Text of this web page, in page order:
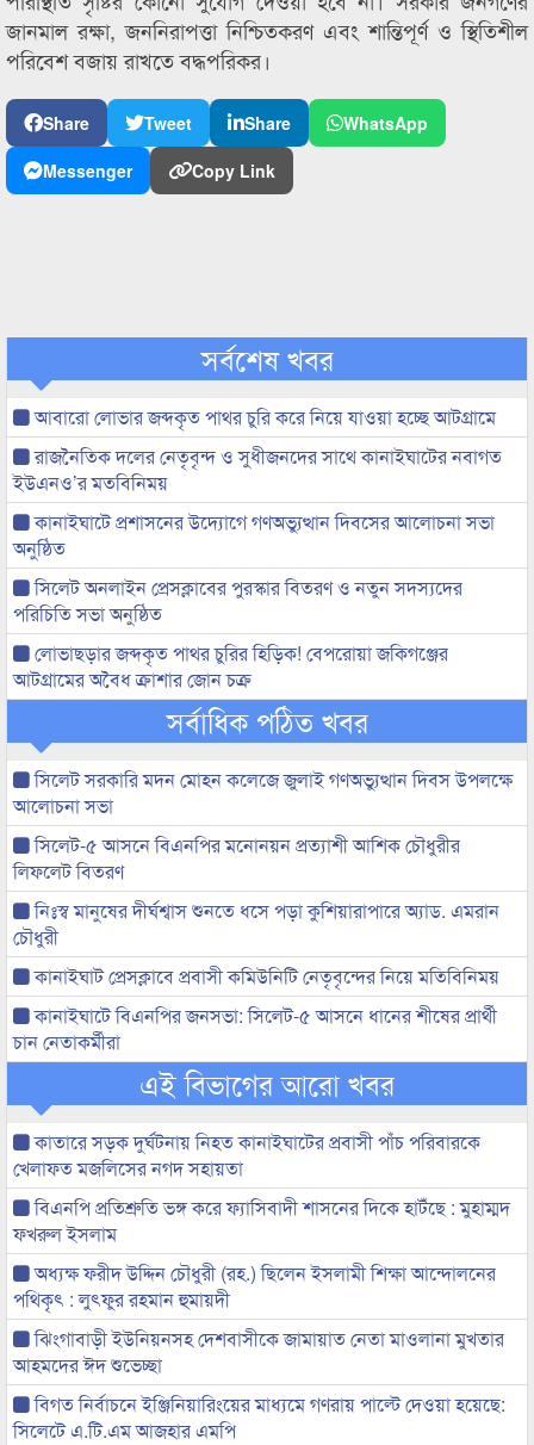
জানমাল রক্ষা, জননিরাপত্তা নিশ্চিতকরণ এবং শান্তিপূর্ণ ও স্থিতিশীল
পরিবেশ বজায় রাখতে বদ্ধপরিকর।
Share Tweet Share
WhatsApp
Messenger
Copy Link
সর্বশেষ খবর
আবারো লোভার জব্দকৃত পাথর চুরি করে নিয়ে যাওয়া হচ্ছে আটগ্রামে
রাজনৈতিক দলের নেতৃবৃন্দ ও সুধীজনদের সাথে কানাইঘাটের নবাগত
ইউএনও’র মতবিনিময়
কানাইঘাটে প্রশাসনের উদ্যোগে গণঅভ্যুত্থান দিবসের আলোচনা সভা
অনুষ্ঠিত
সিলেট অনলাইন প্রেসক্লাবের পুরস্কার বিতরণ ও নতুন সদস্যদের
পরিচিতি সভা অনুষ্ঠিত
লোভাছড়ার জব্দকৃত পাথর চুরির হিড়িক! বেপরোয়া জকিগঞ্জের
আটগ্রামের অবৈধ ক্রাশার জোন চক্র
সর্বাধিক পঠিত খবর
সিলেট সরকারি মদন মোহন কলেজে জুলাই গণঅভ্যুত্থান দিবস উপলক্ষে
আলোচনা সভা
সিলেট-৫ আসনে বিএনপির মনোনয়ন প্রত্যাশী আশিক চৌধুরীর
লিফলেট বিতরণ
নিঃস্ব মানুষের দীর্ঘশ্বাস শুনতে ধসে পড়া কুশিয়ারাপারে অ্যাড. এমরান
চৌধুরী
কানাইঘাট প্রেসক্লাবে প্রবাসী কমিউনিটি নেতৃবৃন্দের নিয়ে মতিবিনিময়
কানাইঘাটে বিএনপির জনসভা: সিলেট-৫ আসনে ধানের শীষের প্রার্থী
চান নেতাকর্মীরা
এই বিভাগের আরো খবর
কাতারে সড়ক দুর্ঘটনায় নিহত কানাইঘাটের প্রবাসী পাঁচ পরিবারকে
খেলাফত মজলিসের নগদ সহায়তা
বিএনপি প্রতিশ্রুতি ভঙ্গ করে ফ্যাসিবাদী শাসনের দিকে হাটঁছে : মুহাম্মদ
ফখরুল ইসলাম
অধ্যক্ষ ফরীদ উদ্দিন চৌধুরী (রহ.) ছিলেন ইসলামী শিক্ষা আন্দোলনের
পথিকৃৎ : লুৎফুর রহমান হুমায়দী
ঝিংগাবাড়ী ইউনিয়নসহ দেশবাসীকে জামায়াত নেতা মাওলানা মুখতার
আহমদের ঈদ শুভেচ্ছা
বিগত নির্বাচনে ইঞ্জিনিয়ারিংয়ের মাধ্যমে গণরায় পাল্টে দেওয়া হয়েছে:
সিলেটে এ.টি.এম আজহার এমপি